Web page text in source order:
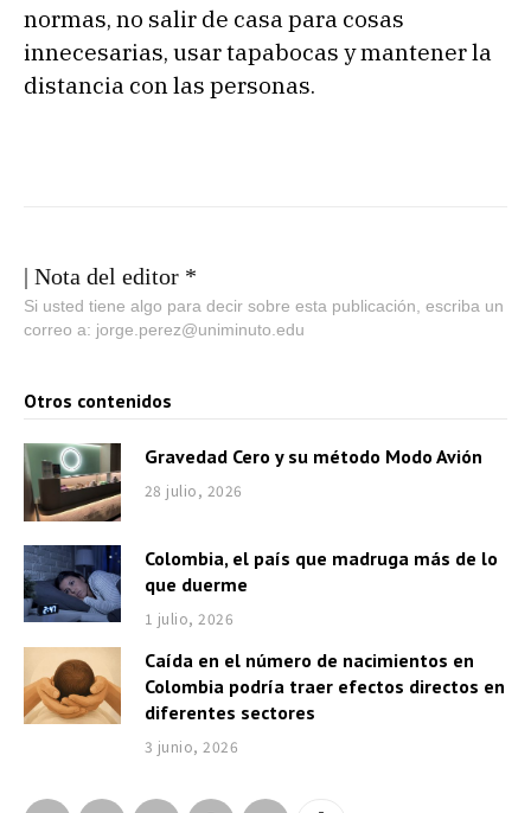
normas, no salir de casa para cosas
innecesarias, usar tapabocas y mantener la
distancia con las personas.
| Nota del editor *
Si usted tiene algo para decir sobre esta publicación, escriba un
correo a: jorge.perez@uniminuto.edu
Otros contenidos
Gravedad Cero y su método Modo Avión
28 julio, 2026
Colombia, el país que madruga más de lo
que duerme
1 julio, 2026
Caída en el número de nacimientos en
Colombia podría traer efectos directos en
diferentes sectores
3 junio, 2026